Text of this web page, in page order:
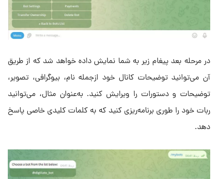
در مرحله بعد پیغام زیر به شما نمایش داده خواهد شد که از طریق
آن می‌توانید توضیحات کانال خود ازجمله نام، بیوگرافی، تصویر،
توضیحات و دستورات را ویرایش کنید. به‌عنوان مثال، می‌توانید
ربات خود را طوری برنامه‌ریزی کنید که به کلمات کلیدی خاصی پاسخ
دهد.